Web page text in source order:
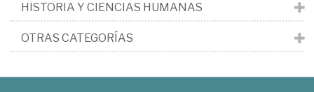
HISTORIA Y CIENCIAS HUMANAS
OTRAS CATEGORÍAS